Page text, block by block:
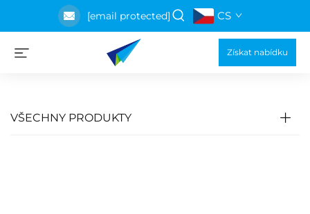
[email protected] CS
Získat nabídku
VŠECHNY PRODUKTY